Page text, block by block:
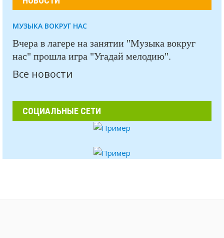
МУЗЫКА ВОКРУГ НАС
Вчера в лагере на занятии "Музыка вокруг
нас" прошла игра "Угадай мелодию".
Все новости
СОЦИАЛЬНЫЕ СЕТИ